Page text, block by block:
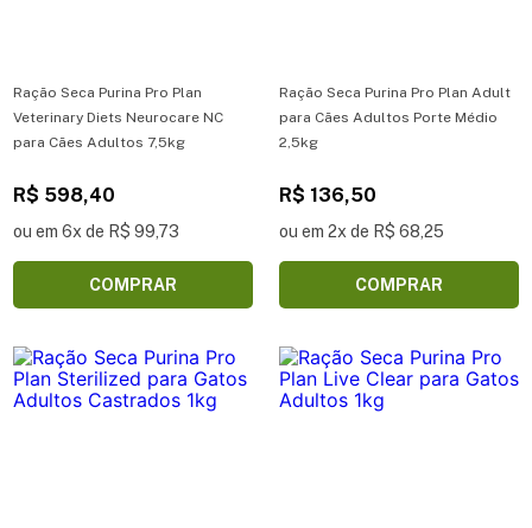
Ração Seca Purina Pro Plan
Veterinary Diets Neurocare NC
para Cães Adultos 7,5kg
R$ 598,40
ou em 6x de R$ 99,73
COMPRAR
Ração Seca Purina Pro Plan Adult
para Cães Adultos Porte Médio
2,5kg
R$ 136,50
ou em 2x de R$ 68,25
COMPRAR